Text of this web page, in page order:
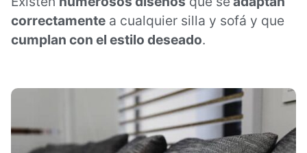
correctamente a cualquier silla y sofá y que
cumplan con el estilo deseado.